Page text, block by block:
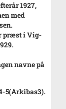
1927,
med
præst i Vig-
navne på
5(Arkibas3).